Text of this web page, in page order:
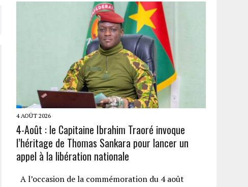
4 AOÛT 2026
4-Août : le Capitaine Ibrahim Traoré invoque
l’héritage de Thomas Sankara pour lancer un
appel à la libération nationale
A l’occasion de la commémoration du 4 août